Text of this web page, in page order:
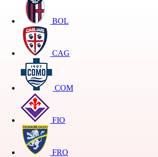
BOL
CAG
COM
FIO
FRO